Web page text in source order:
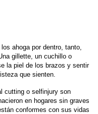
ahoga por dentro, tanto,
gillette, un cuchillo o
la piel de los brazos y sentir
que sienten.
cutting o selfinjury son
en hogares sin graves
conformes con sus vidas